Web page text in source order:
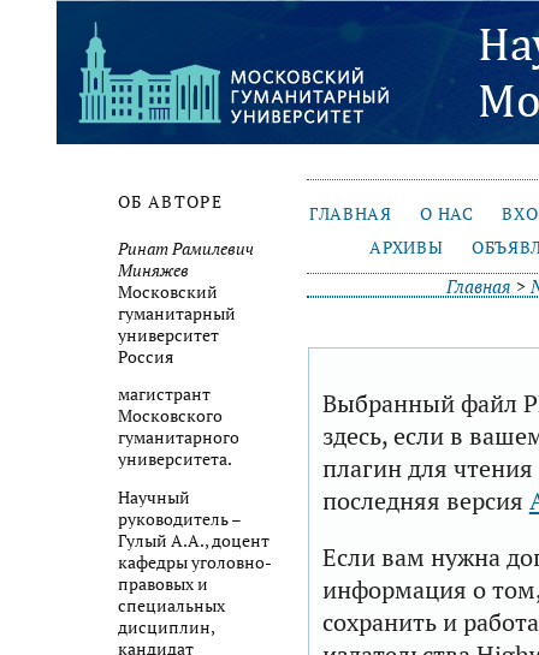
ОБ АВТОРЕ
Ринат Рамилевич
Миняжев
Московский
гуманитарный
университет
Россия
магистрант
Московского
гуманитарного
университета.
Научный
руководитель –
Гулый А.А., доцент
кафедры уголовно-
правовых и
специальных
дисциплин,
кандидат
ГЛАВНАЯ О НАС
АРХИВЫ
Главная >
Выбранный файл
здесь, если в
плагин для
последняя версия
Если вам нужна
информация о том,
сохранить и